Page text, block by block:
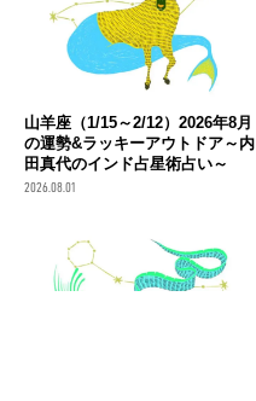
山羊座（1/15～2/12）2026年8月
の運勢&ラッキーアウトドア～内
田真代のインド占星術占い～
2026.08.01